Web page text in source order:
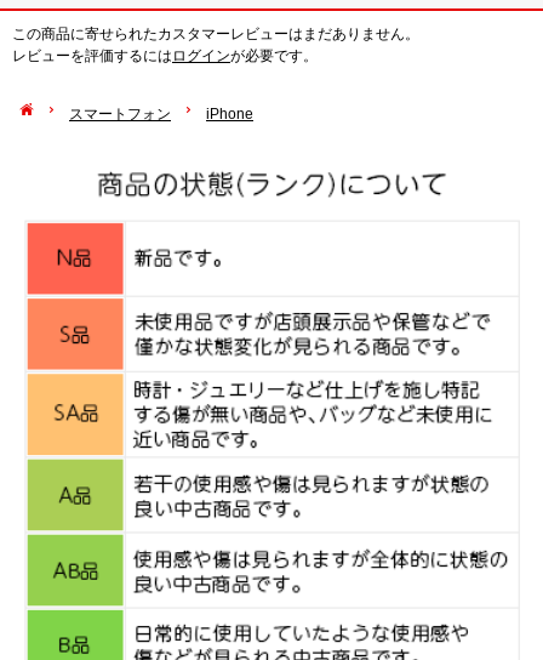
この商品に寄せられたカスタマーレビューはまだありません。
レビューを評価するには ログインが必要です。
スマートフォン iPhone